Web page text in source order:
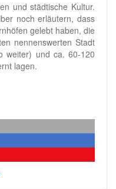
und städtische Kultur.
noch erläutern, dass
gelebt haben, die
nennenswerten Stadt
weiter) und ca. 60-120
lagen.